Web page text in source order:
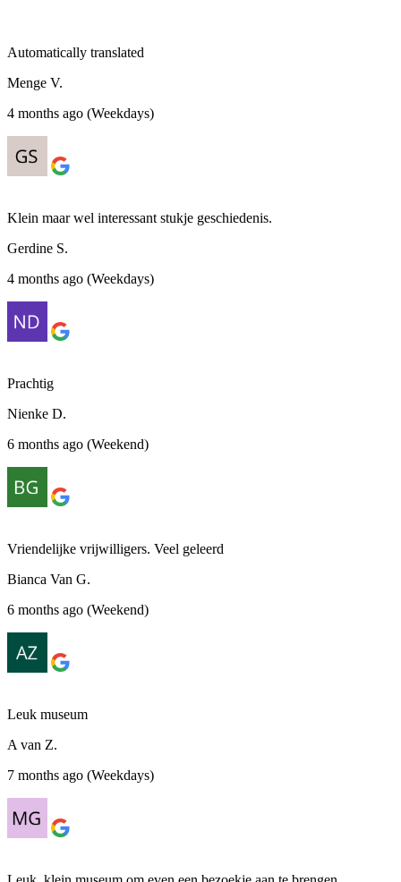
Automatically translated
Menge V.
4 months ago (Weekdays)
Klein maar wel interessant stukje geschiedenis.
Gerdine S.
4 months ago (Weekdays)
Prachtig
Nienke D.
6 months ago (Weekend)
Vriendelijke vrijwilligers. Veel geleerd
Bianca Van G.
6 months ago (Weekend)
Leuk museum
A van Z.
7 months ago (Weekdays)